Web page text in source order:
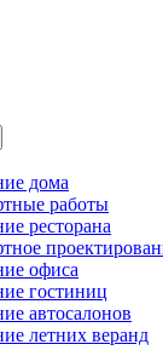
дома
работы
ресторана
офиса
гостиниц
автосалонов
летних веранд